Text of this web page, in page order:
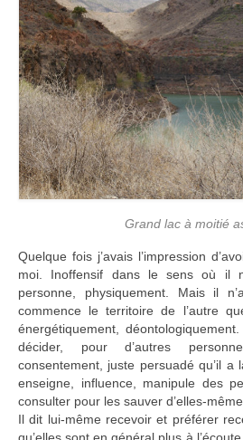
Grand lac à moitié
Quelque fois j’avais l’impression
moi. Inoffensif dans le sens où il
personne, physiquement. Mais il
commence le territoire de l’autre
énergétiquement,
décider, pour d’autres
consentement, juste persuadé qu’il a
enseigne, influence, manipule des
consulter pour les sauver d’elles-
Il dit lui-même recevoir et préférer